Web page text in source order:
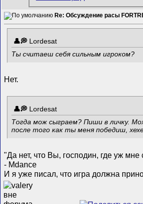
Re: Обсуждение расы
Lordesat
Ты считаеш себя сильным игроком?
Нет.
Lordesat
Тогда мож сыграем? Пиши в личку.
после того как ты меня победиш,
"Да нет, что Вы, господин, где уж мне
- Mdance
И я уже писал, что игра должна